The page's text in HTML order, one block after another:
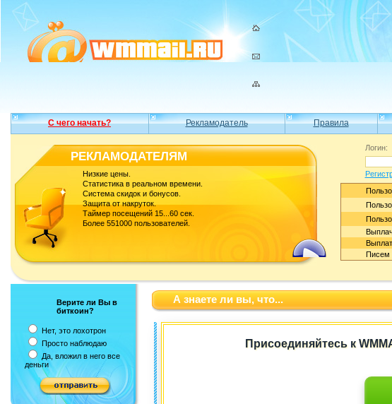
С чего начать? Рекламодатель Правила
РЕКЛАМОДАТЕЛЯМ
Низкие цены.
Статистика в реальном времени.
Система скидок и бонусов.
Защита от накруток.
Таймер посещений 15...60 сек.
Более 551000 пользователей.
Логин:
Писем
Верите ли Вы в
биткоин?
Нет, это лохотрон
Просто наблюдаю
Да, вложил в него все
деньги
А знаете ли вы, что...
Присоединяйтесь к